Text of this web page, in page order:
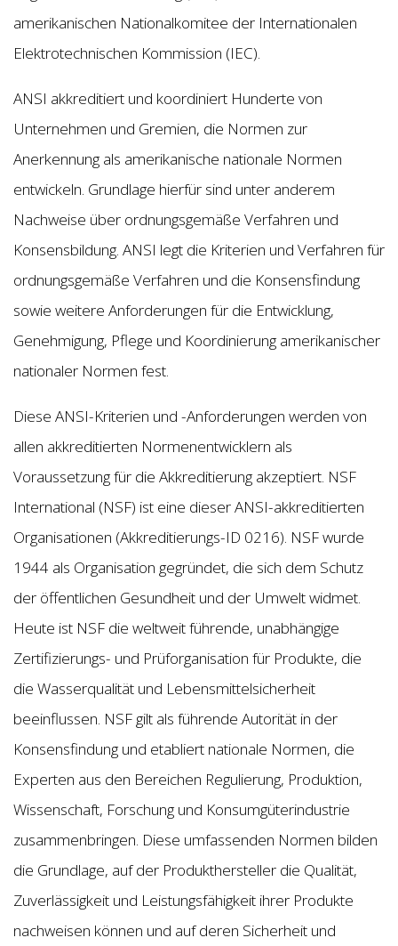
amerikanischen Nationalkomitee der Internationalen
Elektrotechnischen Kommission (IEC).
ANSI akkreditiert und koordiniert Hunderte von
Unternehmen und Gremien, die Normen zur
Anerkennung als amerikanische nationale Normen
entwickeln. Grundlage hierfür sind unter anderem
Nachweise über ordnungsgemäße Verfahren und
Konsensbildung. ANSI legt die Kriterien und Verfahren für
ordnungsgemäße Verfahren und die Konsensfindung
sowie weitere Anforderungen für die Entwicklung,
Genehmigung, Pflege und Koordinierung amerikanischer
nationaler Normen fest.
Diese ANSI-Kriterien und -Anforderungen werden von
allen akkreditierten Normenentwicklern als
Voraussetzung für die Akkreditierung akzeptiert. NSF
International (NSF) ist eine dieser ANSI-akkreditierten
Organisationen (Akkreditierungs-ID 0216). NSF wurde
1944 als Organisation gegründet, die sich dem Schutz
der öffentlichen Gesundheit und der Umwelt widmet.
Heute ist NSF die weltweit führende, unabhängige
Zertifizierungs- und Prüforganisation für Produkte, die
die Wasserqualität und Lebensmittelsicherheit
beeinflussen. NSF gilt als führende Autorität in der
Konsensfindung und etabliert nationale Normen, die
Experten aus den Bereichen Regulierung, Produktion,
Wissenschaft, Forschung und Konsumgüterindustrie
zusammenbringen. Diese umfassenden Normen bilden
die Grundlage, auf der Produkthersteller die Qualität,
Zuverlässigkeit und Leistungsfähigkeit ihrer Produkte
nachweisen können und auf deren Sicherheit und